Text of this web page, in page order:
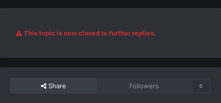
This topic is now closed to further replies.
Share Followers 0